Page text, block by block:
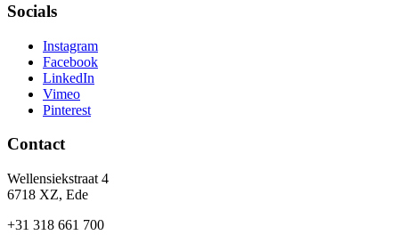
Socials
Instagram
Facebook
LinkedIn
Vimeo
Pinterest
Contact
Wellensiekstraat 4
6718 XZ, Ede
+31 318 661 700